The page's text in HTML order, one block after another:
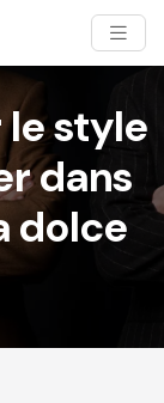
style
dans
dolce